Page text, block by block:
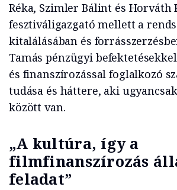
Réka, Szimler Bálint és Horváth
fesztiváligazgató mellett a
kitalálásában és
Tamás pénzügyi
és finanszírozással foglalkozó
tudása és háttere, aki
között van.
„A kultúra, így a
filmfinanszírozás
feladat”